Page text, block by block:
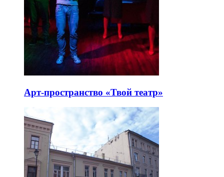
Арт-пространство «Твой театр»